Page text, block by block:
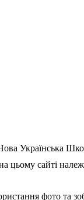
Українська
цьому сайті
фото та